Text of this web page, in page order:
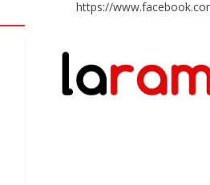
https://